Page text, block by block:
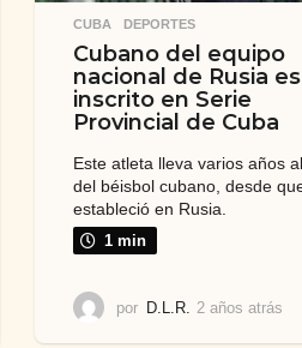
CUBA ,DEPORTES
Cubano del equipo
nacional de Rusia
inscrito en Serie
Provincial de Cuba
Este atleta lleva varios años
del béisbol cubano, desde
estableció en Rusia.
1 min
por D.L.R. 2 años atrás